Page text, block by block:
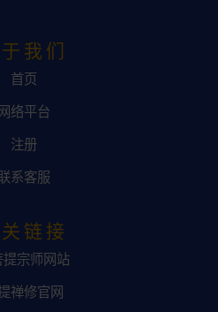
我们
首页
络平台
注册
系客服
链接
提宗师网站
禅修官网